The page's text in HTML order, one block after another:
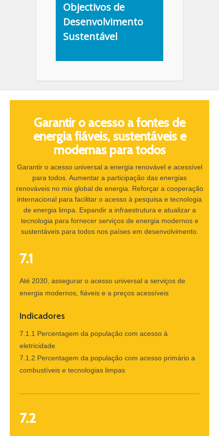
Objectivos de
Desenvolvimento
Sustentável
Garantir o acesso a fontes de
energia fiáveis, sustentáveis e
modernas para todos
Garantir o acesso universal a energia renovável e acessível
para todos. Aumentar a participação das energias
renováveis no mix global de energia. Reforçar a cooperação
internacional para facilitar o acesso à pesquisa e tecnologia
de energia limpa. Expandir a infraestrutura e atualizar a
tecnologia para fornecer serviços de energia modernos e
sustentáveis para todos nos países em desenvolvimento.
7.1
Até 2030, assegurar o acesso universal a serviços de
energia modernos, fiáveis e a preços acessíveis
Indicadores
7.1.1 Percentagem da população com acesso à
eletricidade
7.1.2 Percentagem da população com acesso primário a
combustíveis e tecnologias limpas
7.2